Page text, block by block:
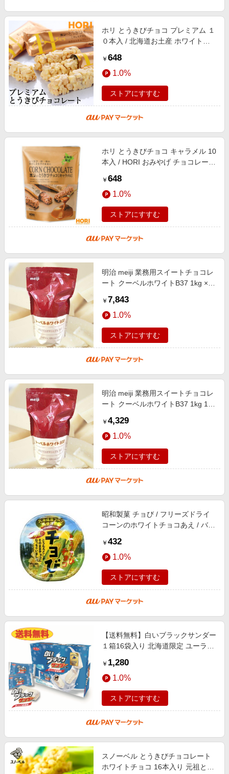
ホリ とうきびチョコ プレミアム １
０本入 / 北海道お土産 ホワイトチ
タイン ホワイトデー
￥ 648
1.0%
ストアにすすむ
ホリ とうきびチョコ キャラメル 10
本入 / HORI おみやげ チョコレート
￥ 648
1.0%
ストアにすすむ
明治 meiji 業務用スイートチョコレ
ート クーベルホワイトB37 1kg ×2
バレンタイン ホワイトデー ケ
￥ 7,843
1.0%
ストアにすすむ
明治 meiji 業務用スイートチョコレ
ート クーベルホワイトB37 1kg 1袋
レンタイン ホワイトデー ケー
￥ 4,329
1.0%
ストアにすすむ
昭和製菓 チョび / フリーズドライ
コーンのホワイトチョコあえ / バレ
￥ 432
1.0%
ストアにすすむ
【送料無料】白いブラックサンダー
１箱16袋入り 北海道限定 ユーラク
イン クッキー
￥ 1,280
1.0%
ストアにすすむ
スノーベル とうきびチョコレート
ホワイトチョコ 16本入り 元祖とう